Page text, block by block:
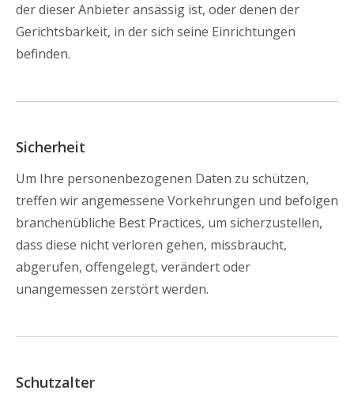
der dieser Anbieter ansässig ist, oder denen der
Gerichtsbarkeit, in der sich seine Einrichtungen
befinden.
Sicherheit
Um Ihre personenbezogenen Daten zu schützen,
treffen wir angemessene Vorkehrungen und befolgen
branchenübliche Best Practices, um sicherzustellen,
dass diese nicht verloren gehen, missbraucht,
abgerufen, offengelegt, verändert oder
unangemessen zerstört werden.
Schutzalter